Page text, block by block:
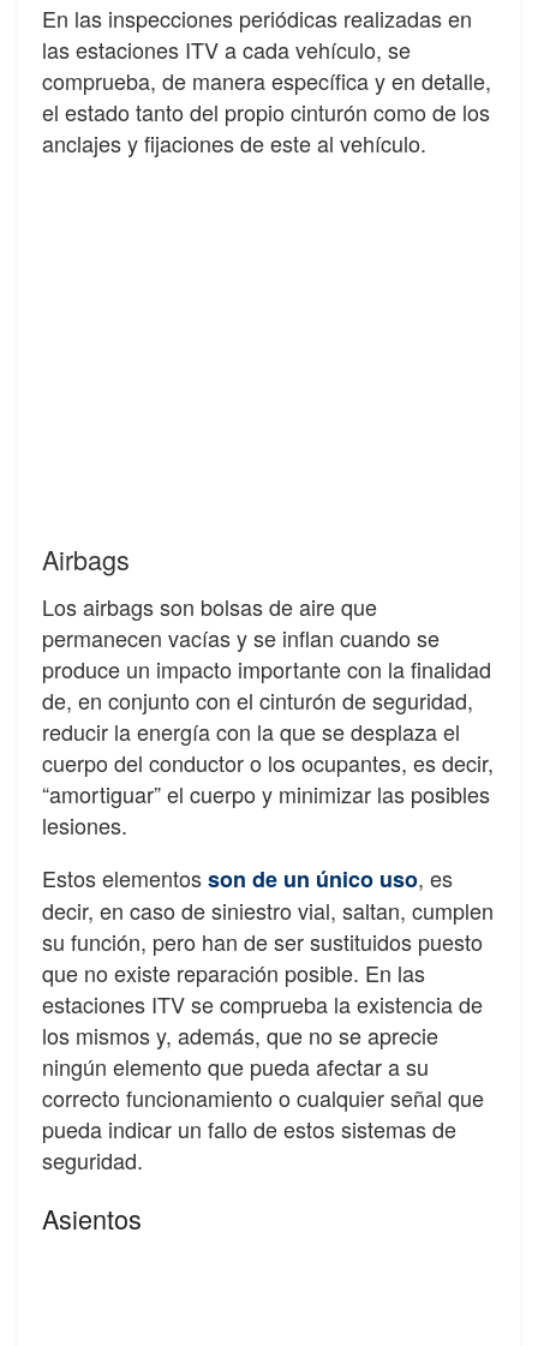
En las inspecciones periódicas realizadas en
las estaciones ITV a cada vehículo, se
comprueba, de manera específica y en detalle,
el estado tanto del propio cinturón como de los
anclajes y fijaciones de este al vehículo.
Airbags
Los airbags son bolsas de aire que
permanecen vacías y se inflan cuando se
produce un impacto importante con la finalidad
de, en conjunto con el cinturón de seguridad,
reducir la energía con la que se desplaza el
cuerpo del conductor o los ocupantes, es decir,
“amortiguar” el cuerpo y minimizar las posibles
lesiones.
Estos elementosson de un único uso, es
decir, en caso de siniestro vial, saltan, cumplen
su función, pero han de ser sustituidos puesto
que no existe reparación posible. En las
estaciones ITV se comprueba la existencia de
los mismos y, además, que no se aprecie
ningún elemento que pueda afectar a su
correcto funcionamiento o cualquier señal que
pueda indicar un fallo de estos sistemas de
seguridad.
Asientos